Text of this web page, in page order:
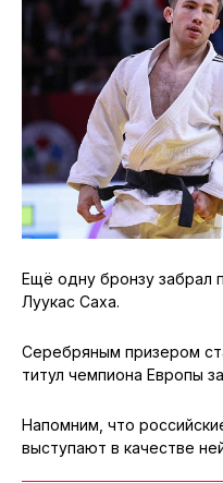
Ещё одну бронзу забрал
Луукас Саха.
Серебряным призером
титул чемпиона Европы
Напомним, что
выступают в качестве